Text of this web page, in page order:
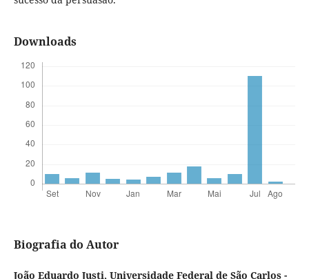
Downloads
Biografia do Autor
João Eduardo Justi, Universidade Federal de São Carlos -